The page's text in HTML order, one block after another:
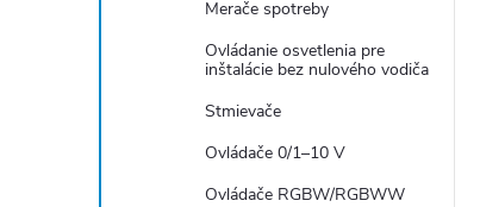
Merače spotreby
Ovládanie osvetlenia pre
inštalácie bez nulového vodiča
Stmievače
Ovládače 0/1–10 V
Ovládače RGBW/RGBWW